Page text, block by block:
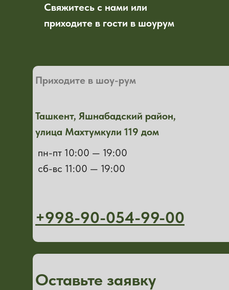
Оставьте заявку
Свяжитесь с нами или
приходите в гости в шоурум
Ташкент, Яшнабадский район,
улица Махтумкули 119 дом
+998-90-054-99-00
пн-пт 10:00 — 19:00
сб-вс 11:00 — 19:00
Приходите в шоу-рум